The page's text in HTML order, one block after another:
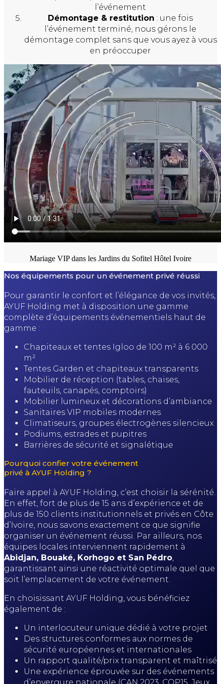
l’événement
Démontage & restitution : une fois
l’événement terminé, nous gérons le
démontage complet sans que vous ayez à vous
en préoccuper
Mariage VIP dans les Jardins du Sofitel Hôtel Ivoire
Nos équipements pour un événement privé réussi
Pour garantir le confort et l’élégance de vos invités,
AYUF Holding met à disposition une gamme
complète d’équipements événementiels haut de
gamme :
Chapiteaux et tentes Igloo de 100 m² à 6 000
m²
Tentes Garden et chapiteaux transparents
Mobilier de réception (tables, chaises,
fauteuils, canapés, comptoirs)
Mobilier lumineux et décorations d’ambiance
Sanitaires VIP mobiles modernes
Climatiseurs, groupes électrogènes silencieux
Podiums, estrades et pupitres
Barrières de sécurité et signalétique
Pourquoi confier votre événement
privé à AYUF Holding ?
Faire appel à AYUF Holding, c’est choisir la sérénité.
En effet, fort de plus de 15 ans d’expérience et de
plus de 150 clients institutionnels et privés en Côte
d’Ivoire, nous savons exactement ce que signifie
organiser un événement réussi. Par ailleurs, nos
équipes locales interviennent rapidement à
Abidjan, Bouaké, Korhogo et San Pédro,
garantissant ainsi une réactivité optimale quel que
soit l’emplacement de votre événement.
En choisissant AYUF Holding, vous bénéficiez
également de :
Un interlocuteur unique dédié à votre projet
Des structures conformes aux normes de
sécurité européennes et internationales
Un rapport qualité/prix transparent et maîtrisé
Une expérience éprouvée sur des événements